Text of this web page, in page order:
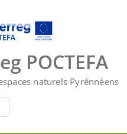
POCTEFA
naturels Pyrénnéens